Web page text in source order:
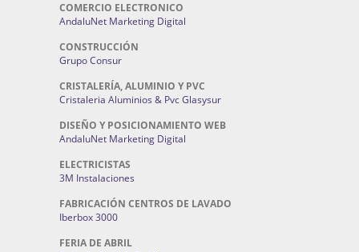
COMERCIO ELECTRONICO
AndaluNet Marketing Digital
CONSTRUCCIÓN
Grupo Consur
CRISTALERÍA, ALUMINIO Y PVC
Cristaleria Aluminios & Pvc Glasysur
DISEÑO Y POSICIONAMIENTO WEB
AndaluNet Marketing Digital
ELECTRICISTAS
3M Instalaciones
FABRICACIÓN CENTROS DE LAVADO
Iberbox 3000
FERIA DE ABRIL